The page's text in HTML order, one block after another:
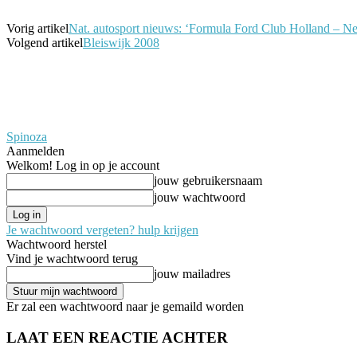
Vorig artikelNat. autosport nieuws: ‘Formula Ford Club Holland –
Volgend artikelBleiswijk 2008
Spinoza
Aanmelden
Welkom! Log in op je account
jouw gebruikersnaam
jouw wachtwoord
Je wachtwoord vergeten? hulp krijgen
Wachtwoord herstel
Vind je wachtwoord terug
jouw mailadres
Er zal een wachtwoord naar je gemaild worden
LAAT EEN REACTIE ACHTER